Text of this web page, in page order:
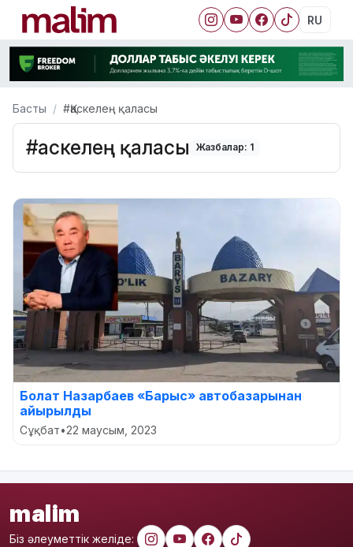
RU
Басты #Қаскелең қаласы
#Қаскелең қаласы Жазбалар: 1
Болат Назарбаев «Барыс» автобазарынан
айырылды
Сұқбат•22 маусым, 2023
malim
Біз әлеуметтік желіде: